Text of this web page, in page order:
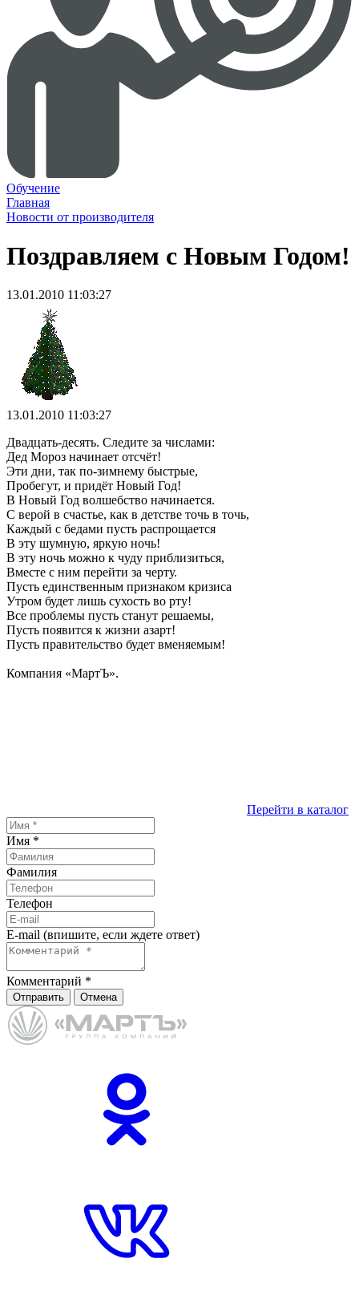
Обучение
Главная
Новости от производителя
Поздравляем с Новым Годом!
13.01.2010 11:03:27
13.01.2010 11:03:27
Двадцать-десять. Следите за числами:
Дед Мороз начинает отсчёт!
Эти дни, так по-зимнему быстрые,
Пробегут, и придёт Новый Год!
В Новый Год волшебство начинается.
С верой в счастье, как в детстве точь в точь,
Каждый с бедами пусть распрощается
В эту шумную, яркую ночь!
В эту ночь можно к чуду приблизиться,
Вместе с ним перейти за черту.
Пусть единственным признаком кризиса
Утром будет лишь сухость во рту!
Все проблемы пусть станут решаемы,
Пусть появится к жизни азарт!
Пусть правительство будет вменяемым!
Компания «МартЪ».
Перейти в каталог
Имя *
Фамилия
Телефон
E-mail (впишите, если ждете ответ)
Комментарий *
Отправить Отмена